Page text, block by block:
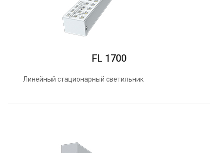
FL 1700
Линейный стационарный светильник